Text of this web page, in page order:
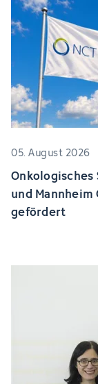
05. August 2026
Onkologisches
und
gefördert